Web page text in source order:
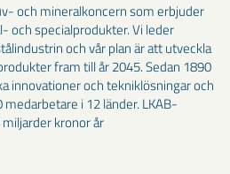
och mineralkoncern som erbjuder
och specialprodukter. Vi leder
och vår plan är att utveckla
fram till år 2045. Sedan 1890
innovationer och tekniklösningar och
i 12 länder. LKAB-
kronor år